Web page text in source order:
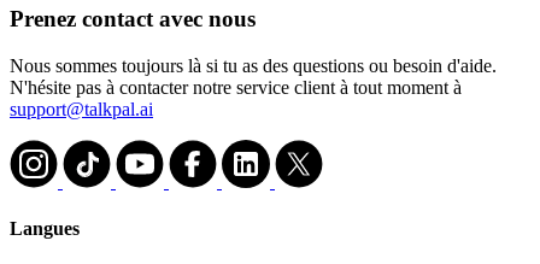
Prenez contact avec nous
Nous sommes toujours là si tu as des questions ou besoin d'aide.
N'hésite pas à contacter notre service client à tout moment à
support@talkpal.ai
Langues